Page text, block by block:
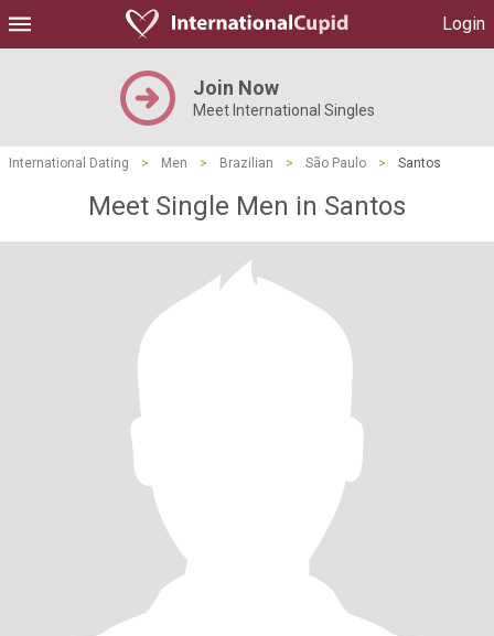
Login
Join Now
Meet International Singles
International Dating > Men > Brazilian > São Paulo > Santos
Meet Single Men in Santos